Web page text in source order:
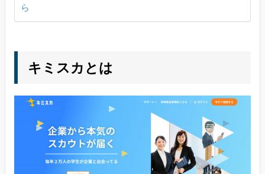
ら
キミスカとは